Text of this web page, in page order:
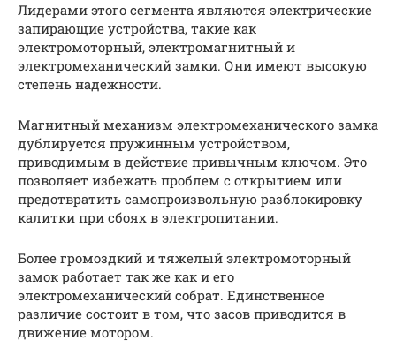
Лидерами этого сегмента являются электрические
запирающие устройства, такие как
электромоторный, электромагнитный и
электромеханический замки. Они имеют высокую
степень надежности.
Магнитный механизм электромеханического замка
дублируется пружинным устройством,
приводимым в действие привычным ключом. Это
позволяет избежать проблем с открытием или
предотвратить самопроизвольную разблокировку
калитки при сбоях в электропитании.
Более громоздкий и тяжелый электромоторный
замок работает так же как и его
электромеханический собрат. Единственное
различие состоит в том, что засов приводится в
движение мотором.